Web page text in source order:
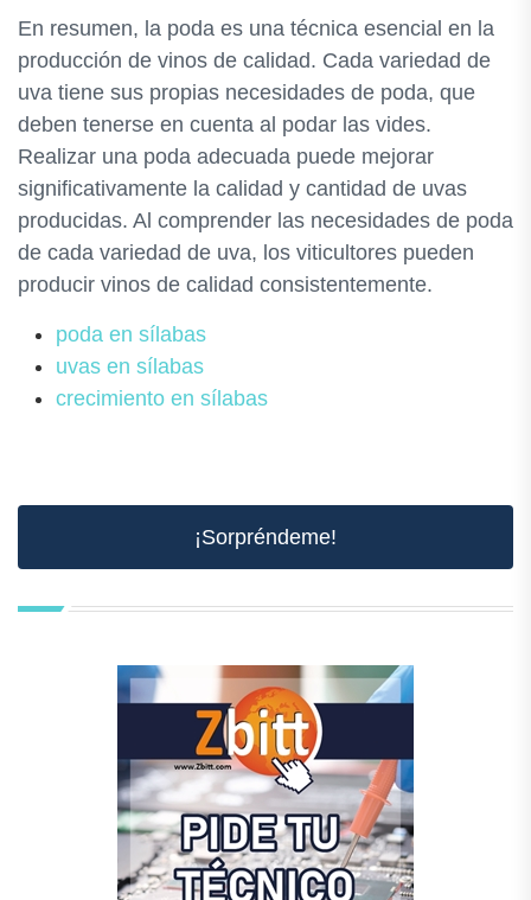
En resumen, la poda es una técnica esencial en la
producción de vinos de calidad. Cada variedad de
uva tiene sus propias necesidades de poda, que
deben tenerse en cuenta al podar las vides.
Realizar una poda adecuada puede mejorar
significativamente la calidad y cantidad de uvas
producidas. Al comprender las necesidades de poda
de cada variedad de uva, los viticultores pueden
producir vinos de calidad consistentemente.
poda en sílabas
uvas en sílabas
crecimiento en sílabas
¡Sorpréndeme!